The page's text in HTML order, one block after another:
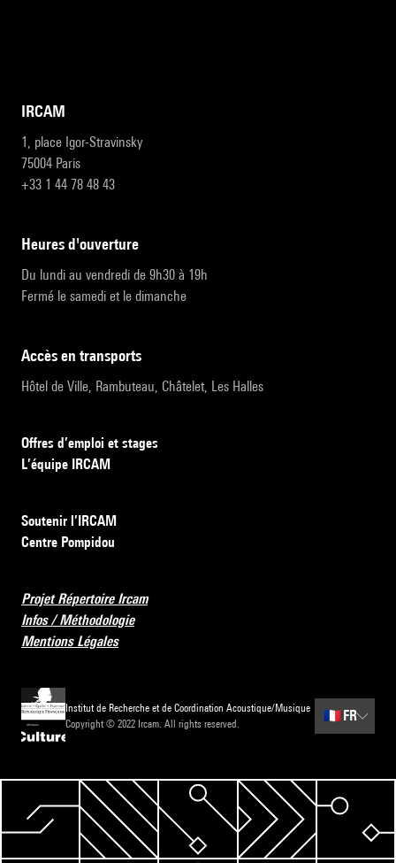
IRCAM
1, place Igor-Stravinsky
75004 Paris
+33 1 44 78 48 43
heures d'ouverture
Du lundi au vendredi de 9h30 à 19h
Fermé le samedi et le dimanche
accès en transports
Hôtel de Ville, Rambuteau, Châtelet, Les Halles
Offres d’emploi et stages
L’équipe IRCAM
Soutenir l’IRCAM
Centre Pompidou
Projet Répertoire Ircam
Infos / Méthodologie
Mentions Légales
Institut de Recherche et de Coordination Acoustique/Musique
Copyright © 2022 Ircam. All rights reserved.
🇫🇷 FR